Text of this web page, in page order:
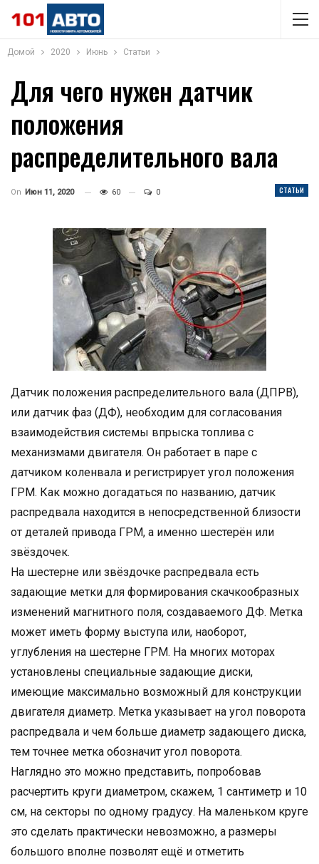
Домой 2020 Июнь Статьи
Для чего нужен датчик
положения
распределительного вала
СТАТЬИ
On Июн 11, 2020 60 0
Датчик положения распределительного вала (ДПРВ),
или датчик фаз (ДФ), необходим для согласования
взаимодействия системы впрыска топлива с
механизмами двигателя. Он работает в паре с
датчиком коленвала и регистрирует угол положения
ГРМ. Как можно догадаться по названию, датчик
распредвала находится в непосредственной близости
от деталей привода ГРМ, а именно шестерён или
звёздочек.
На шестерне или звёздочке распредвала есть
задающие метки для формирования скачкообразных
изменений магнитного поля, создаваемого ДФ. Метка
может иметь форму выступа или, наоборот,
углубления на шестерне ГРМ. На многих моторах
установлены специальные задающие диски,
имеющие максимально возможный для конструкции
двигателя диаметр. Метка указывает на угол поворота
распредвала и чем больше диаметр задающего диска,
тем точнее метка обозначит угол поворота.
Наглядно это можно представить, попробовав
расчертить круги диаметром, скажем, 1 сантиметр и 10
см, на секторы по одному градусу. На маленьком круге
это сделать практически невозможно, а размеры
большого вполне позволят ещё и отметить